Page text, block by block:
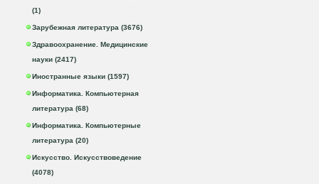
(1)
Зарубежная литература (3676)
Здравоохранение. Медицинские
науки (2417)
Иностранные языки (1597)
Информатика. Компьютерная
литература (68)
Информатика. Компьютерные
литература (20)
Искусство. Искусствоведение
(4078)